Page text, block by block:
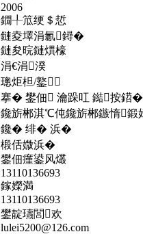
2006
鐗╀笟绠＄悊
鏈夌墿涓氱鐞�
鏈夋晥鏈熼檺
涓€涓湀
璁炬柦/鐜
搴� 鐢佃 瀹跺叿 鐑按鍣
鑱旂郴淇℃伅鑱旂郴鏃惰
鑱� 绯� 浜�
椴佸媺浜�
鐢佃瘽鍙风爜
13110136693
鎵嬫満
13110136693
鐢靛瓙閭欢
lulei5200@126.com